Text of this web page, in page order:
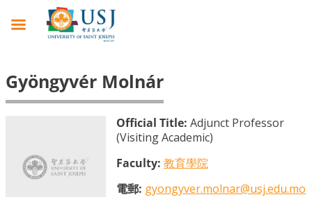
Gyöngyvér Molnár
Official Title: Adjunct Professor
(Visiting Academic)
Faculty: 教育學院
電郵: gyongyver.molnar@usj.edu.mo